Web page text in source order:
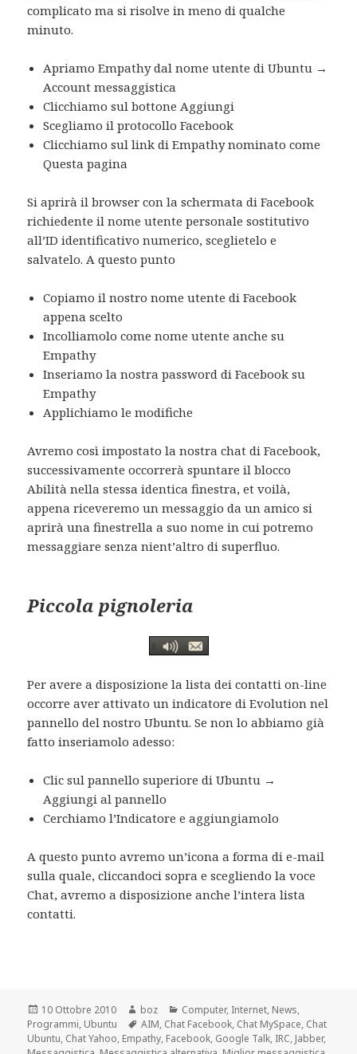
complicato ma si risolve in meno di qualche
minuto.
Apriamo Empathy dal nome utente di Ubuntu →
Account messaggistica
Clicchiamo sul bottone Aggiungi
Scegliamo il protocollo Facebook
Clicchiamo sul link di Empathy nominato come
Questa pagina
Si aprirà il browser con la schermata di Facebook
richiedente il nome utente personale sostitutivo
all’ID identificativo numerico, sceglietelo e
salvatelo. A questo punto
Copiamo il nostro nome utente di Facebook
appena scelto
Incolliamolo come nome utente anche su
Empathy
Inseriamo la nostra password di Facebook su
Empathy
Applichiamo le modifiche
Avremo così impostato la nostra chat di Facebook,
successivamente occorrerà spuntare il blocco
Abilità nella stessa identica finestra, et voilà,
appena riceveremo un messaggio da un amico si
aprirà una finestrella a suo nome in cui potremo
messaggiare senza nient’altro di superfluo.
Piccola pignoleria
Per avere a disposizione la lista dei contatti on-line
occorre aver attivato un indicatore di Evolution nel
pannello del nostro Ubuntu. Se non lo abbiamo già
fatto inseriamolo adesso:
Clic sul pannello superiore di Ubuntu →
Aggiungi al pannello
Cerchiamo l’Indicatore e aggiungiamolo
A questo punto avremo un’icona a forma di e-mail
sulla quale, cliccandoci sopra e scegliendo la voce
Chat, avremo a disposizione anche l’intera lista
contatti.
Scritto
il
10 Ottobre 2010 Autore
boz Categorie
Computer, Internet, News,
Programmi, Ubuntu Tag
AIM, Chat Facebook, Chat MySpace, Chat
Ubuntu, Chat Yahoo, Empathy, Facebook, Google Talk, IRC, Jabber,